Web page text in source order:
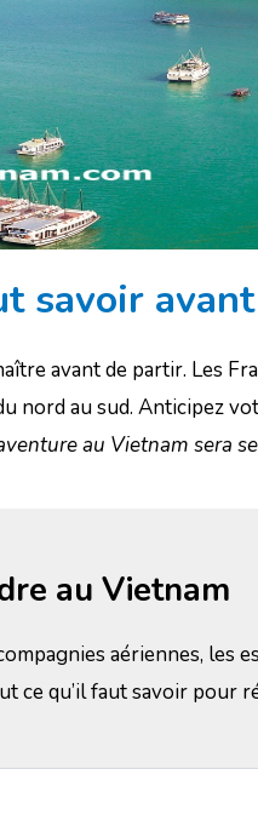
savoir
avant de partir. Les
nord au sud. Anticipez
au Vietnam sera
au Vietnam
aériennes, les
ce qu’il faut savoir pour